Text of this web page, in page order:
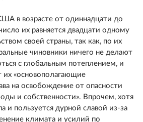
в возрасте от одиннадцати до
их равняется двадцати одному
своей страны, так как, по их
чиновники ничего не делают
с глобальным потеплением, и
«основополагающие
на освобождение от опасности
и собственности». Впрочем, хотя
и пользуется дурной славой из-за
климата и усилий по